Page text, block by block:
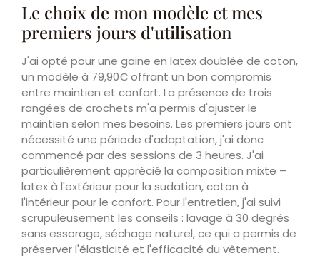
Le choix de mon modèle et mes
premiers jours d'utilisation
J'ai opté pour une gaine en latex doublée de coton,
un modèle à 79,90€ offrant un bon compromis
entre maintien et confort. La présence de trois
rangées de crochets m'a permis d'ajuster le
maintien selon mes besoins. Les premiers jours ont
nécessité une période d'adaptation, j'ai donc
commencé par des sessions de 3 heures. J'ai
particulièrement apprécié la composition mixte –
latex à l'extérieur pour la sudation, coton à
l'intérieur pour le confort. Pour l'entretien, j'ai suivi
scrupuleusement les conseils : lavage à 30 degrés
sans essorage, séchage naturel, ce qui a permis de
préserver l'élasticité et l'efficacité du vêtement.